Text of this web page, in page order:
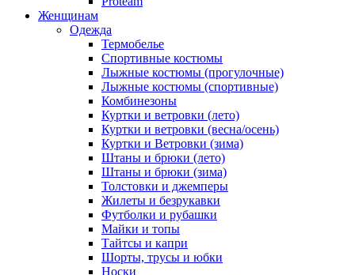
Женщинам
Одежда
Термобелье
Спортивные костюмы
Лыжные костюмы (прогулочные)
Лыжные костюмы (спортивные)
Комбинезоны
Куртки и ветровки (лето)
Куртки и ветровки (весна/осень)
Куртки и Ветровки (зима)
Штаны и брюки (лето)
Штаны и брюки (зима)
Толстовки и джемперы
Жилеты и безрукавки
Футболки и рубашки
Майки и топы
Тайтсы и капри
Шорты, трусы и юбки
Носки